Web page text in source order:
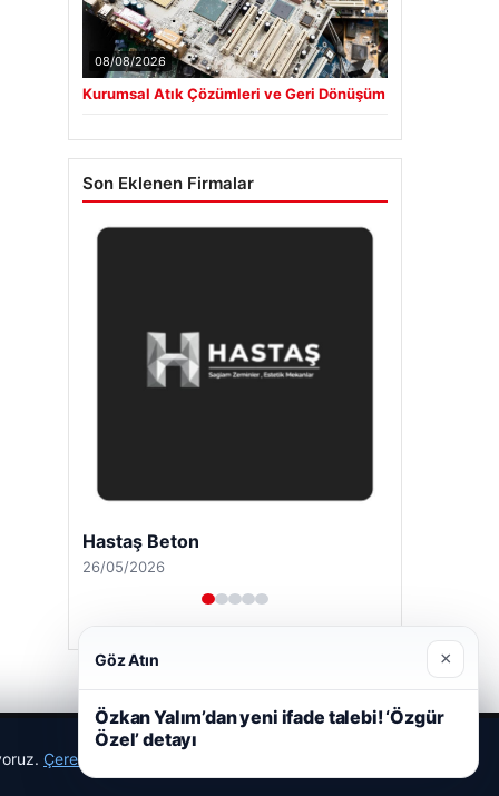
08/08/2026
Kurumsal Atık Çözümleri ve Geri Dönüşüm
Son Eklenen Firmalar
Hastaş Beton
26/05/2026
Çerez Politikamız
Göz Atın ×
Özkan Yalım’dan yeni ifade talebi! ‘Özgür
Özel’ detayı